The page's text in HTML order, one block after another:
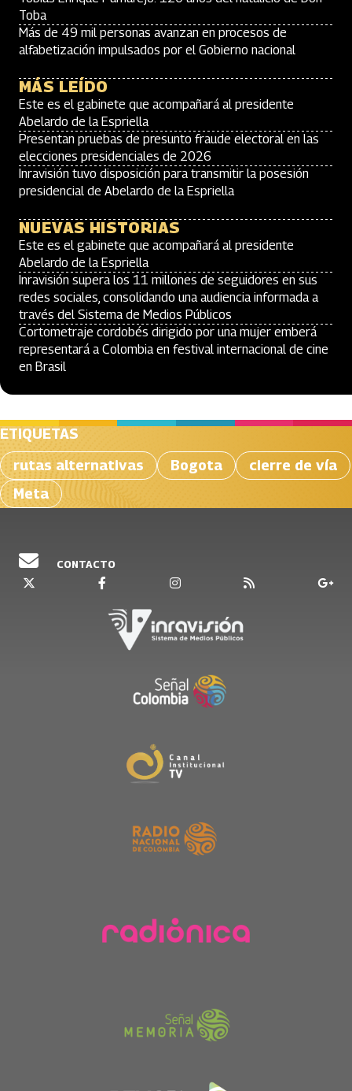
Toba
Más de 49 mil personas avanzan en procesos de
alfabetización impulsados por el Gobierno nacional
MÁS LEÍDO
Este es el gabinete que acompañará al presidente
Abelardo de la Espriella
Presentan pruebas de presunto fraude electoral en las
elecciones presidenciales de 2026
Inravisión tuvo disposición para transmitir la posesión
presidencial de Abelardo de la Espriella
NUEVAS HISTORIAS
Este es el gabinete que acompañará al presidente
Abelardo de la Espriella
Inravisión supera los 11 millones de seguidores en sus
redes sociales, consolidando una audiencia informada a
través del Sistema de Medios Públicos
Cortometraje cordobés dirigido por una mujer emberá
representará a Colombia en festival internacional de cine
en Brasil
ETIQUETAS
rutas alternativas
Bogota
cierre de vía
Meta
CONTACTO